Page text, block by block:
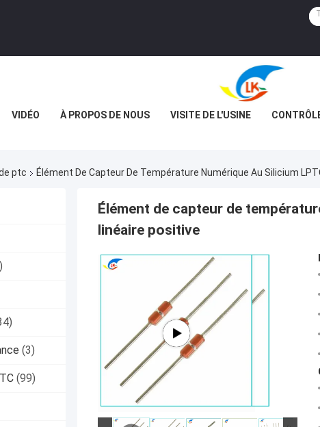
VIDÉO À PROPOS DE NOUS VISITE DE L'USINE
ptc Élément De Capteur De Température Numérique Au Silicium
(3)
(99)
Élément de capteur de
linéaire positive